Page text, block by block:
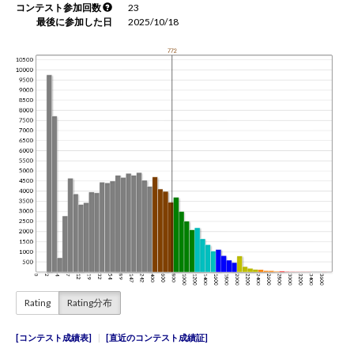
コンテスト参加回数
23
最後に参加した日
2025/10/18
Rating Rating分布
コンテスト成績表 直近のコンテスト成績証